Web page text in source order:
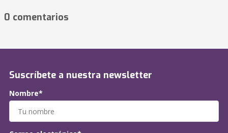
0 comentarios
Suscríbete a nuestra newsletter
Nombre*